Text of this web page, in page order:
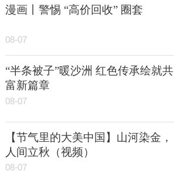
漫画丨警惕 “高价回收” 圈套
08-07
“半条被子”暖沙洲 红色传承绘就共
富新篇章
08-07
【节气里的大美中国】山河染金，
人间立秋（视频）
08-07